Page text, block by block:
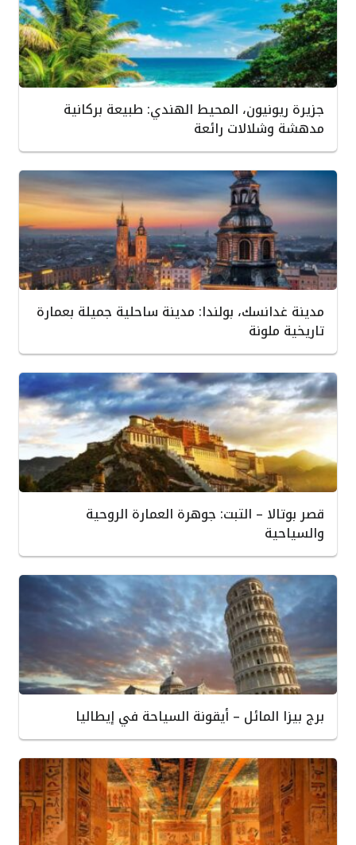
جزيرة ريونيون، المحيط الهندي: طبيعة بركانية
مدهشة وشلالات رائعة
مدينة غدانسك، بولندا: مدينة ساحلية جميلة بعمارة
تاريخية ملونة
قصر بوتالا – التبت: جوهرة العمارة الروحية
والسياحية
برج بيزا المائل – أيقونة السياحة في إيطاليا